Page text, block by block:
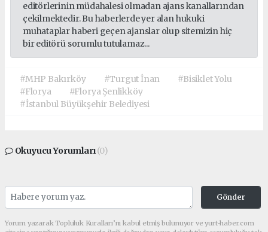
editörlerinin müdahalesi olmadan ajans kanallarından
çekilmektedir. Bu haberlerde yer alan hukuki
muhataplar haberi geçen ajanslar olup sitemizin hiç
bir editörü sorumlu tutulamaz...
#MHP Bakırköy #Turgut İnan
#Bisiklet Yolu
#Florya
#Florya Şenlikköy
#İstanbul Büyükşehir Belediyesi
Okuyucu Yorumları(0)
Gönder
Yorum yazarak Topluluk Kuralları’nı kabul etmiş bulunuyor ve yurt-haber.com